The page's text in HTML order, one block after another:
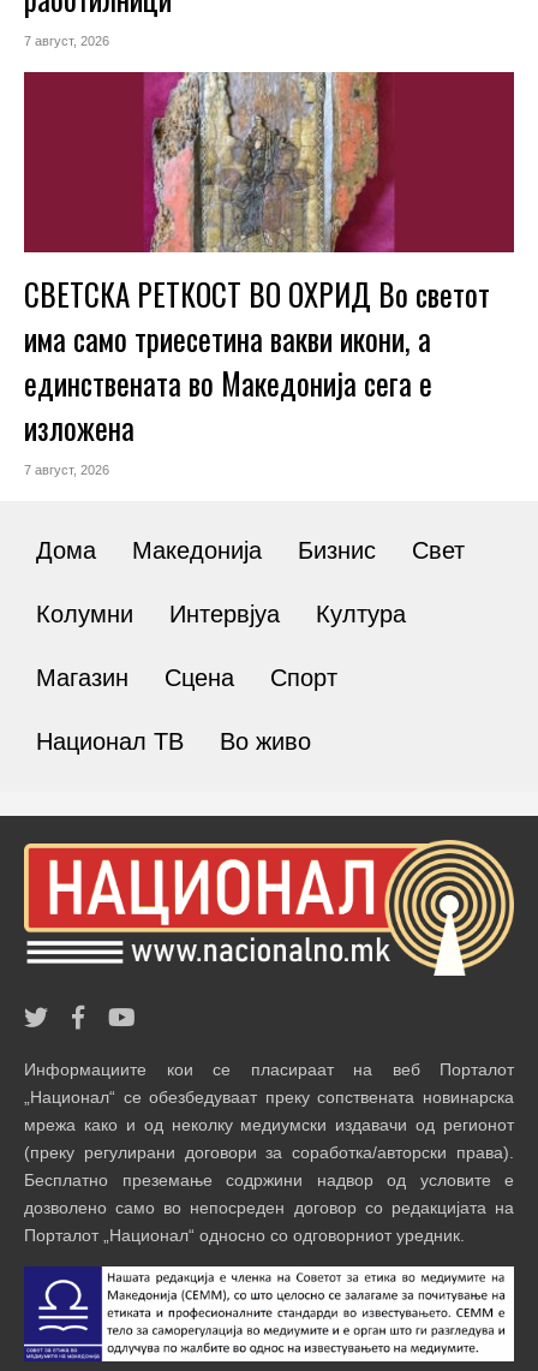
7 август, 2026
СВЕТСКА РЕТКОСТ ВО ОХРИД Во светот
има само триесетина вакви икони, а
единствената во Македонија сега е
изложена
7 август, 2026
Дома Македонија Бизнис Свет
Колумни Интервјуа Култура
Магазин Сцена Спорт
Национал ТВ Во живо
Информациите кои се пласираат на веб Порталот
„Национал“ се обезбедуваат преку сопствената новинарска
мрежа како и од неколку медиумски издавачи од регионот
(преку регулирани договори за соработка/авторски права).
Бесплатно преземање содржини надвор од условите е
дозволено само во непосреден договор со редакцијата на
Порталот „Национал“ односно со одговорниот уредник.